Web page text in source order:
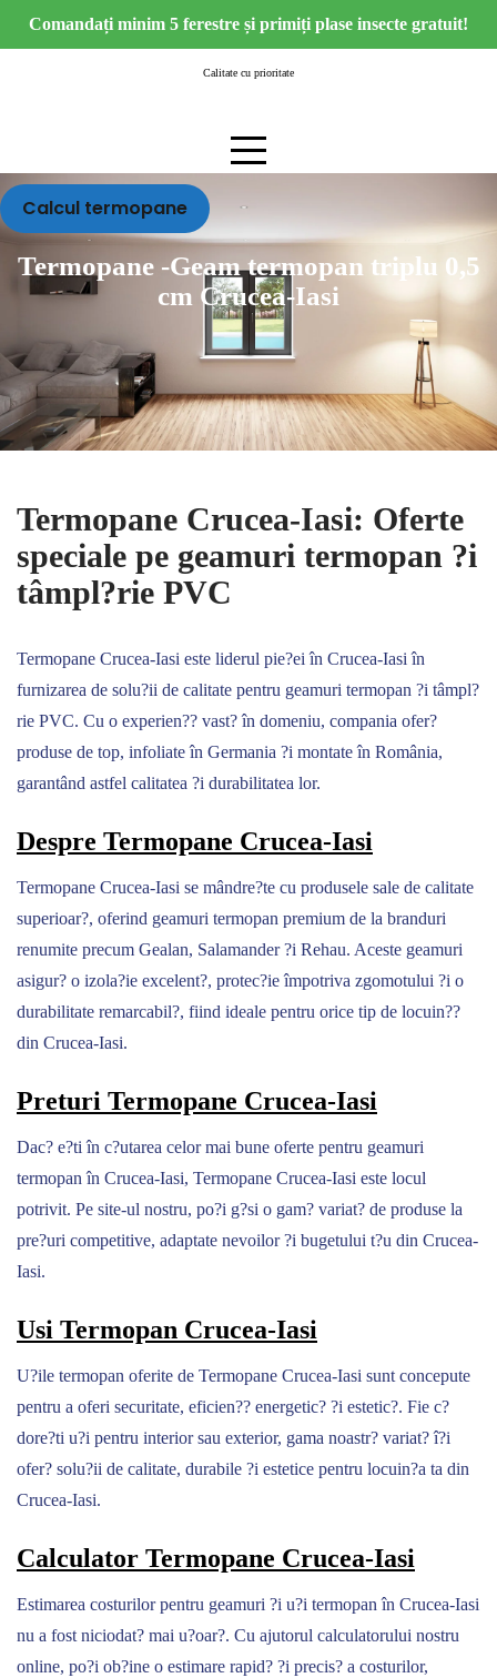
Comandați minim 5 ferestre și primiți plase insecte gratuit!
Calitate cu prioritate
Calcul termopane
Termopane -Geam termopan triplu 0,5
cm Crucea-Iasi
Termopane Crucea-Iasi: Oferte
speciale pe geamuri termopan ?i
tâmpl?rie PVC
Termopane Crucea-Iasi este liderul pie?ei în Crucea-Iasi în
furnizarea de solu?ii de calitate pentru geamuri termopan ?i tâmpl?
rie PVC. Cu o experien?? vast? în domeniu, compania ofer?
produse de top, infoliate în Germania ?i montate în România,
garantând astfel calitatea ?i durabilitatea lor.
Despre Termopane Crucea-Iasi
Termopane Crucea-Iasi se mândre?te cu produsele sale de calitate
superioar?, oferind geamuri termopan premium de la branduri
renumite precum Gealan, Salamander ?i Rehau. Aceste geamuri
asigur? o izola?ie excelent?, protec?ie împotriva zgomotului ?i o
durabilitate remarcabil?, fiind ideale pentru orice tip de locuin??
din Crucea-Iasi.
Preturi Termopane Crucea-Iasi
Dac? e?ti în c?utarea celor mai bune oferte pentru geamuri
termopan în Crucea-Iasi, Termopane Crucea-Iasi este locul
potrivit. Pe site-ul nostru, po?i g?si o gam? variat? de produse la
pre?uri competitive, adaptate nevoilor ?i bugetului t?u din Crucea-
Iasi.
Usi Termopan Crucea-Iasi
U?ile termopan oferite de Termopane Crucea-Iasi sunt concepute
pentru a oferi securitate, eficien?? energetic? ?i estetic?. Fie c?
dore?ti u?i pentru interior sau exterior, gama noastr? variat? î?i
ofer? solu?ii de calitate, durabile ?i estetice pentru locuin?a ta din
Crucea-Iasi.
Calculator Termopane Crucea-Iasi
Estimarea costurilor pentru geamuri ?i u?i termopan în Crucea-Iasi
nu a fost niciodat? mai u?oar?. Cu ajutorul calculatorului nostru
online, po?i ob?ine o estimare rapid? ?i precis? a costurilor,